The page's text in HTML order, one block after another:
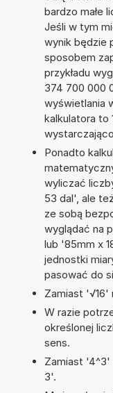
bardzo małe
Jeśli w tym
wynik będzie
sposobem
przykładu
374 700 000
wyświetlania
kalkulatora to
Ponadto
wyliczać
53 dal', ale
ze sobą
wyglądać na
lub '85mm x
jednostki
pasować do
Zamiast '√16'
W razie
określonej
sens.
Zamiast '4^3'
3'.